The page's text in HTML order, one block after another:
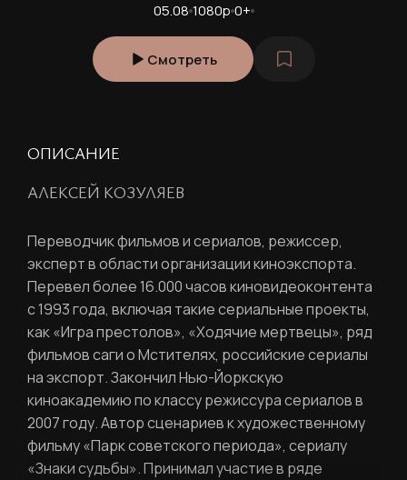
05.08 1080p 0+
Смотреть
ОПИСАНИЕ
АЛЕКСЕЙ КОЗУЛЯЕВ
Переводчик фильмов и сериалов, режиссер,
эксперт в области организации киноэкспорта.
Перевел более 16.000 часов киновидеоконтента
с 1993 года, включая такие сериальные проекты,
как «Игра престолов», «Ходячие мертвецы», ряд
фильмов саги о Мстителях, российские сериалы
на экспорт. Закончил Нью-Йоркскую
киноакадемию по классу режиссура сериалов в
2007 году. Автор сценариев к художественному
фильму «Парк советского периода», сериалу
«Знаки судьбы». Принимал участие в ряде
РЕГИСТРАЦИЯ
Ваше имя